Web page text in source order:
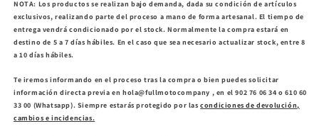
NOTA: Los productos se realizan bajo demanda, dada su condición de artículos
exclusivos, realizando parte del proceso a mano de forma artesanal. El tiempo de
entrega vendrá condicionado por el stock. Normalmente la compra estará en
destino de 5 a 7 días hábiles. En el caso que sea necesario actualizar stock, entre 8
a 10 días hábiles.
Te iremos informando en el proceso tras la compra o bien puedes solicitar
información directa previa en hola@fullmotocompany , en el 902 76 06 34 o 610 60
33 00 (Whatsapp). Siempre estarás protegido por las condiciones de devolución,
cambios e incidencias.